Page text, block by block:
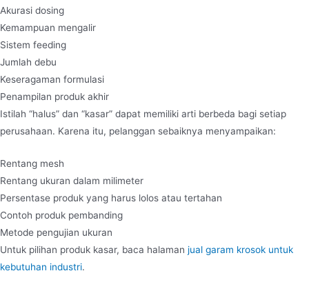
Akurasi dosing
Kemampuan mengalir
Sistem feeding
Jumlah debu
Keseragaman formulasi
Penampilan produk akhir
Istilah “halus” dan “kasar” dapat memiliki arti berbeda bagi setiap
perusahaan. Karena itu, pelanggan sebaiknya menyampaikan:
Rentang mesh
Rentang ukuran dalam milimeter
Persentase produk yang harus lolos atau tertahan
Contoh produk pembanding
Metode pengujian ukuran
Untuk pilihan produk kasar, baca halaman jual garam krosok untuk
kebutuhan industri.